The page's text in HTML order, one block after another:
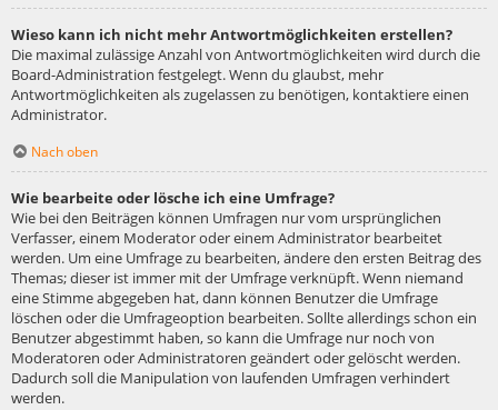
Wieso kann ich nicht mehr Antwortmöglichkeiten erstellen?
Die maximal zulässige Anzahl von Antwortmöglichkeiten wird durch die
Board-Administration festgelegt. Wenn du glaubst, mehr
Antwortmöglichkeiten als zugelassen zu benötigen, kontaktiere einen
Administrator.
Nach oben
Wie bearbeite oder lösche ich eine Umfrage?
Wie bei den Beiträgen können Umfragen nur vom ursprünglichen
Verfasser, einem Moderator oder einem Administrator bearbeitet
werden. Um eine Umfrage zu bearbeiten, ändere den ersten Beitrag des
Themas; dieser ist immer mit der Umfrage verknüpft. Wenn niemand
eine Stimme abgegeben hat, dann können Benutzer die Umfrage
löschen oder die Umfrageoption bearbeiten. Sollte allerdings schon ein
Benutzer abgestimmt haben, so kann die Umfrage nur noch von
Moderatoren oder Administratoren geändert oder gelöscht werden.
Dadurch soll die Manipulation von laufenden Umfragen verhindert
werden.